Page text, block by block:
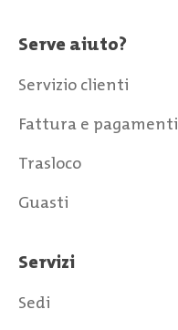
Serve aiuto?
Servizio clienti
Fattura e pagamenti
Trasloco
Guasti
Servizi
Sedi